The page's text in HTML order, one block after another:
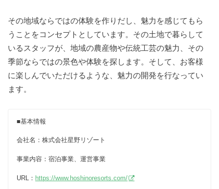
その地域ならではの体験を作りだし、魅力を感じてもら
うことをコンセプトとしています。その土地で暮らして
いるスタッフが、地域の農産物や伝統工芸の魅力、その
季節ならではの景色や体験を探します。そして、お客様
に楽しんでいただけるような、魅力の開発を行なってい
ます。
■基本情報
会社名：株式会社星野リゾート
事業内容：宿泊事業、運営事業
URL： https://www.hoshinoresorts.com/